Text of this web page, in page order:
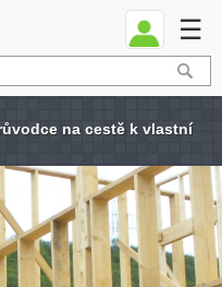
☰
na cestě k vlastní